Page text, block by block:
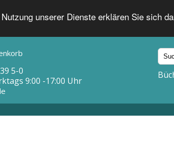
unserer Dienste erklären Sie sich
5-0
9:00 -17:00 Uhr